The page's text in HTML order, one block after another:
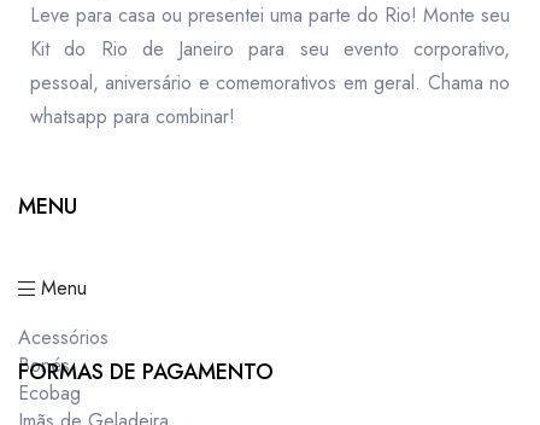
Leve para casa ou presentei uma parte do Rio! Monte seu
Kit do Rio de Janeiro para seu evento corporativo,
pessoal, aniversário e comemorativos em geral. Chama no
whatsapp para combinar!
MENU
Menu
Acessórios
Bonés
Ecobag
FORMAS DE PAGAMENTO